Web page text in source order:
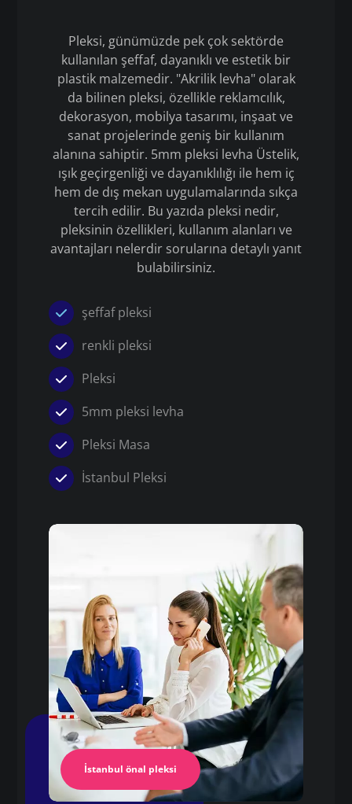
İstanbul önal pleksi
Pleksi, günümüzde pek çok sektörde
kullanılan şeffaf, dayanıklı ve estetik bir
plastik malzemedir. "Akrilik levha" olarak
da bilinen pleksi, özellikle reklamcılık,
dekorasyon, mobilya tasarımı, inşaat ve
sanat projelerinde geniş bir kullanım
alanına sahiptir. 5mm pleksi levha Üstelik,
ışık geçirgenliği ve dayanıklılığı ile hem iç
hem de dış mekan uygulamalarında sıkça
tercih edilir. Bu yazıda pleksi nedir,
pleksinin özellikleri, kullanım alanları ve
avantajları nelerdir sorularına detaylı yanıt
bulabilirsiniz.
şeffaf pleksi
renkli pleksi
Pleksi
5mm pleksi levha
Pleksi Masa
İstanbul Pleksi